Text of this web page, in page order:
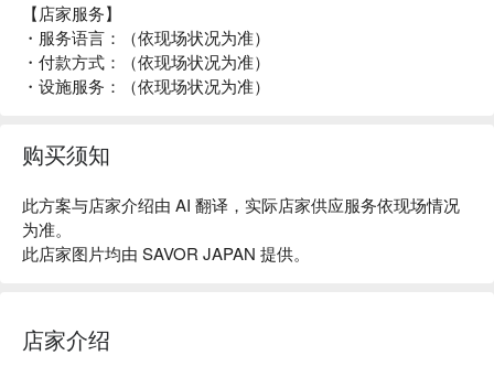
【店家服务】
・服务语言：（依现场状况为准）
・付款方式：（依现场状况为准）
・设施服务：（依现场状况为准）
购买须知
此方案与店家介绍由 AI 翻译，实际店家供应服务依现场情况
为准。
此店家图片均由 SAVOR JAPAN 提供。
店家介绍